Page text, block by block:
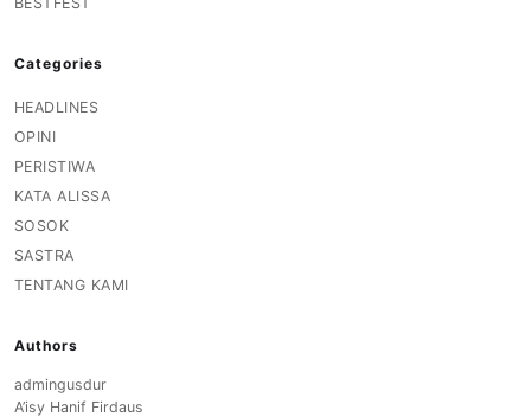
Categories
HEADLINES
OPINI
PERISTIWA
KATA ALISSA
SOSOK
SASTRA
TENTANG KAMI
Authors
admingusdur
A’isy Hanif Firdaus